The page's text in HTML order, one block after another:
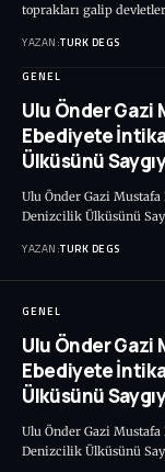
toprakları galip
YAZAN:TURK DEGS
GENEL
Ulu Önder Gazi
Ebediyete
Ülküsünü
Ulu Önder Gazi
Denizcilik Ülküsünü
YAZAN:TURK DEGS
GENEL
Ulu Önder Gazi
Ebediyete
Ülküsünü
Ulu Önder Gazi
Denizcilik Ülküsünü